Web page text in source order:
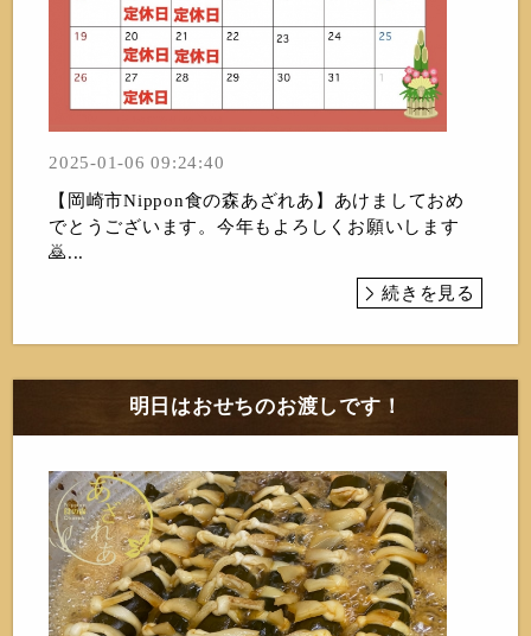
2025-01-06 09:24:40
【岡崎市Nippon食の森あざれあ】あけましておめ
でとうございます。今年もよろしくお願いします
🙇...
続きを見る
明日はおせちのお渡しです！